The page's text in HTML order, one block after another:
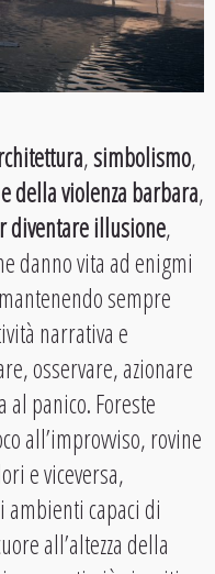
,simbolismo,
della violenza barbara,
illusione,
danno vita ad enigmi
sempre
narrativa e
osservare, azionare
panico. Foreste
all’improvviso, rovine
e viceversa,
capaci di
all’altezza della